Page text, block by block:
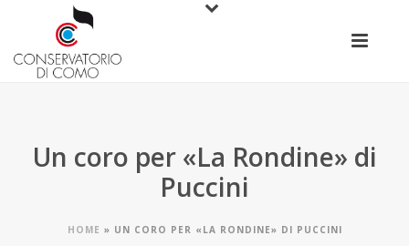
Un coro per «La Rondine» di
Puccini
HOME » UN CORO PER «LA RONDINE» DI PUCCINI